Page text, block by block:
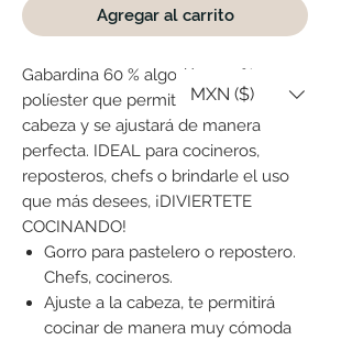
Agregar al carrito
Gabardina 60 % algodón - 40%
políester que permitirá transpirar a tu
cabeza y se ajustará de manera
perfecta. IDEAL para cocineros,
reposteros, chefs o brindarle el uso
que más desees, ¡DIVIERTETE
COCINANDO!
Gorro para pastelero o repostero.
Chefs, cocineros.
Ajuste a la cabeza, te permitirá
cocinar de manera muy cómoda
MXN ($)